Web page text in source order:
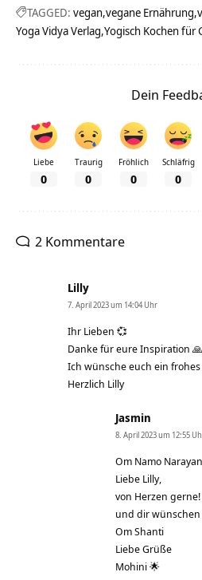
TAGGED: vegan vegane Ernährung
Yoga Vidya Verlag Yogisch Kochen für
Dein
Liebe
0
Traurig
0
Fröhlich
0
Schläfrig
0
2 Kommentare
Lilly
7. April 2023 um 14:04 Uhr
Ihr Lieben 💞
Danke für eure Inspiration 🙏
Ich wünsche euch ein
Herzlich Lilly
Jasmin
8. April 2023 um 12:55
Om Namo
Liebe Lilly,
von Herzen
und dir
Om Shanti
Liebe Grüße
Mohini 🌟